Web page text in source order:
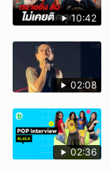
10:42
02:08
02:36